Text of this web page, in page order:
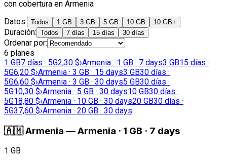
con cobertura en Armenia
Datos: Todos 1 GB 3 GB 5 GB 10 GB 10 GB+
Duración: Todos 7 días 15 días 30 días
Ordenar por:
6 planes
1 GB7 días · 5G2,30 $›Armenia · 1 GB · 7 days3 GB15 días ·
5G6,20 $›Armenia · 3 GB · 15 days3 GB30 días ·
5G6,60 $›Armenia · 3 GB · 30 days5 GB30 días ·
5G10,30 $›Armenia · 5 GB · 30 days10 GB30 días ·
5G18,80 $›Armenia · 10 GB · 30 days20 GB30 días ·
5G37,60 $›Armenia · 20 GB · 30 days
🇦🇲Armenia —Armenia · 1 GB · 7 days
1 GB